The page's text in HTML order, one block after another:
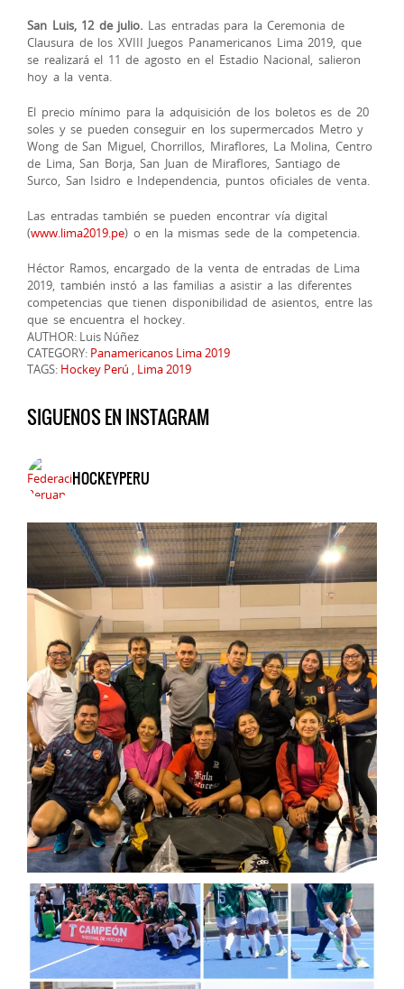
San Luis, 12 de julio. Las entradas para la Ceremonia de
Clausura de los XVIII Juegos Panamericanos Lima 2019, que
se realizará el 11 de agosto en el Estadio Nacional, salieron
hoy a la venta.
El precio mínimo para la adquisición de los boletos es de 20
soles y se pueden conseguir en los supermercados Metro y
Wong de San Miguel, Chorrillos, Miraflores, La Molina, Centro
de Lima, San Borja, San Juan de Miraflores, Santiago de
Surco, San Isidro e Independencia, puntos oficiales de venta.
Las entradas también se pueden encontrar vía digital
(www.lima2019.pe) o en la mismas sede de la competencia.
Héctor Ramos, encargado de la venta de entradas de Lima
2019, también instó a las familias a asistir a las diferentes
competencias que tienen disponibilidad de asientos, entre las
que se encuentra el hockey.
AUTHOR: Luis Núñez
CATEGORY: Panamericanos Lima 2019
TAGS: Hockey Perú , Lima 2019
SIGUENOS EN INSTAGRAM
HOCKEYPERU